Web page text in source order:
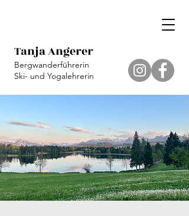
Tanja Angerer
Bergwanderführerin
Ski- und Yogalehrerin